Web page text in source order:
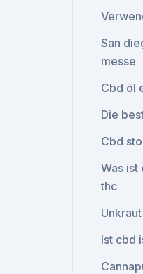
San
messe
Cbd öl
Die
Cbd
Was ist
thc
Ist cbd